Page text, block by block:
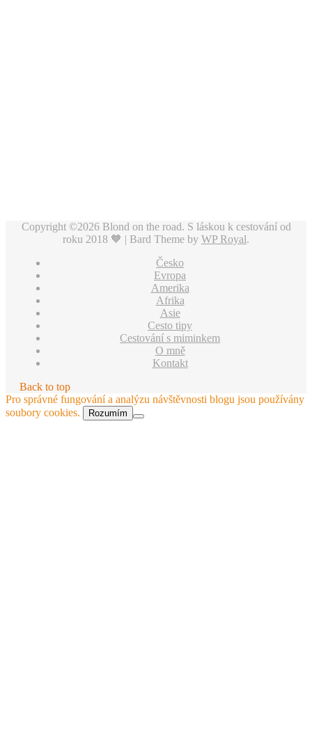
Copyright ©2026 Blond on the road. S láskou k cestování od
roku 2018 🧡 | Bard Theme by WP Royal.
Česko
Evropa
Amerika
Afrika
Asie
Cesto tipy
Cestování s miminkem
O mně
Kontakt
Back to top
Pro správné fungování a analýzu návštěvnosti blogu jsou používány
soubory cookies.
Rozumím